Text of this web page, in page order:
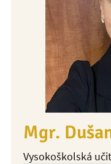
Mgr.
Vysokoškolská